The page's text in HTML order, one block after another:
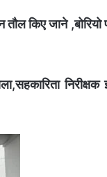
किए जाने
निरीक्षक